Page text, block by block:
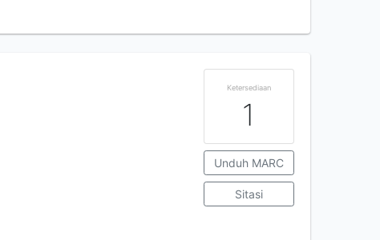
Ketersediaan
1
Unduh MARC
Sitasi